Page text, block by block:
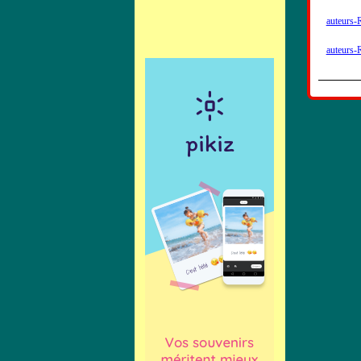
auteurs-
auteurs-